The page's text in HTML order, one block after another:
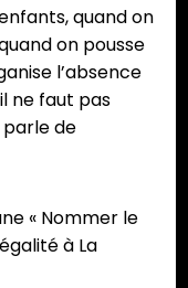
quand on
on pousse
l’absence
ne faut pas
parle de
« Nommer le
à La